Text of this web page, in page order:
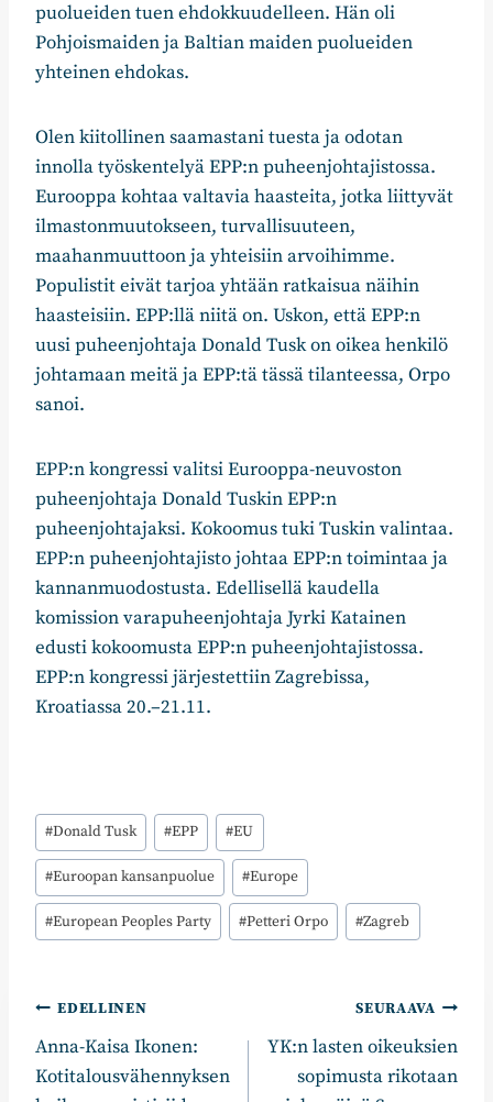
puolueiden tuen ehdokkuudelleen. Hän oli
Pohjoismaiden ja Baltian maiden puolueiden
yhteinen ehdokas.
Olen kiitollinen saamastani tuesta ja odotan
innolla työskentelyä EPP:n puheenjohtajistossa.
Eurooppa kohtaa valtavia haasteita, jotka liittyvät
ilmastonmuutokseen, turvallisuuteen,
maahanmuuttoon ja yhteisiin arvoihimme.
Populistit eivät tarjoa yhtään ratkaisua näihin
haasteisiin. EPP:llä niitä on. Uskon, että EPP:n
uusi puheenjohtaja Donald Tusk on oikea henkilö
johtamaan meitä ja EPP:tä tässä tilanteessa, Orpo
sanoi.
EPP:n kongressi valitsi Eurooppa-neuvoston
puheenjohtaja Donald Tuskin EPP:n
puheenjohtajaksi. Kokoomus tuki Tuskin valintaa.
EPP:n puheenjohtajisto johtaa EPP:n toimintaa ja
kannanmuodostusta. Edellisellä kaudella
komission varapuheenjohtaja Jyrki Katainen
edusti kokoomusta EPP:n puheenjohtajistossa.
EPP:n kongressi järjestettiin Zagrebissa,
Kroatiassa 20.–21.11.
Avainsanat:
#Donald Tusk #EPP #EU
#Euroopan kansanpuolue #Europe
#European Peoples Party #Petteri Orpo #Zagreb
Artikkelien
selaus
EDELLINEN
Anna-Kaisa Ikonen:
Kotitalousvähennyksen
SEURAAVA
YK:n lasten oikeuksien
sopimusta rikotaan